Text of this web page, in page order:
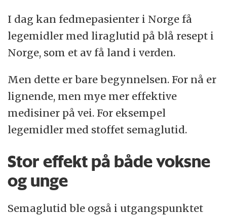
I dag kan fedmepasienter i Norge få
legemidler med liraglutid på blå resept i
Norge, som et av få land i verden.
Men dette er bare begynnelsen. For nå er
lignende, men mye mer effektive
medisiner på vei. For eksempel
legemidler med stoffet semaglutid.
Stor effekt på både voksne
og unge
Semaglutid ble også i utgangspunktet